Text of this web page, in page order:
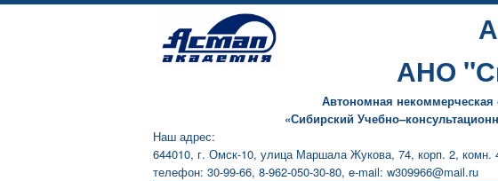
АНО
Автономная некоммерческая
«Сибирский
Наш адрес:
644010, г. Омск-10, улица Маршала Жукова, 74, корп. 2, комн.
телефон: 30-99-66, 8-962-050-30-80, e-mail: w309966@mail.ru